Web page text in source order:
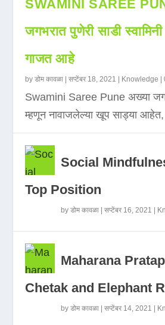
SWAMINI SAREE
जगभरात पुणेरी साडी
गाजत आहे
byडोम कावळा |सप्टेंबर 18, 2021 Knowledge |
Swamini Saree Pune अख्या
म्हणून नावाजलेल्या खूप साड्या
Social
Top Position
byडोम कावळा |सप्टेंबर 16, 2021
Maharana
Chetak and Elephant
byडोम कावळा |सप्टेंबर 14, 2021